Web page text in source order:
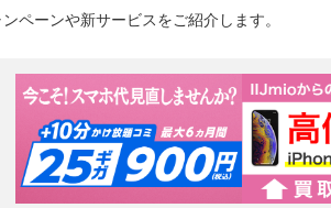
ペーンや新サービスをご紹介します。